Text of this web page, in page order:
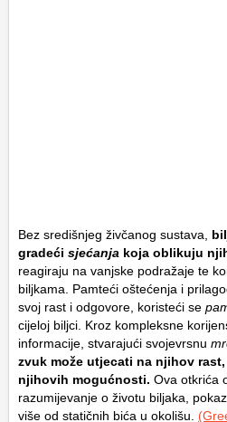
Bez središnjeg živčanog sustava,
gradeći sjećanja koja oblikuju
reagiraju na vanjske podražaje te
biljkama. Pamteći oštećenja i
svoj rast i odgovore, koristeći se
cijeloj biljci. Kroz kompleksne
informacije, stvarajući svojevrsnu
zvuk može utjecati na njihov
njihovih mogućnosti. Ova otkrića
razumijevanje o životu biljaka,
više od statičnih bića u okolišu.